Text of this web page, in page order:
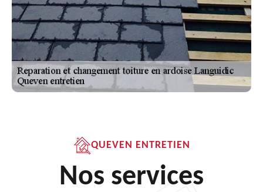
QUEVEN ENTRETIEN
Nos services